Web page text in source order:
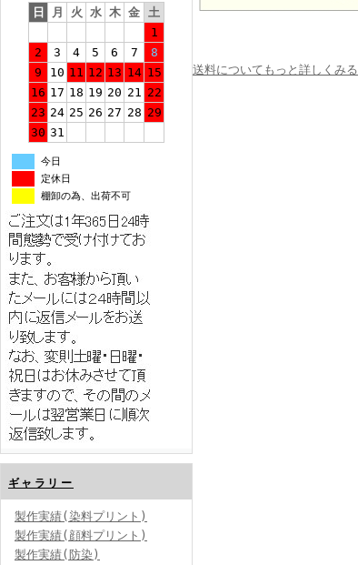
日
月 火 水 木 金 土
1
2
3 4 5 6 7
8
9
10 11 12 13 14 15
16 17 18 19 20 21 22
23 24 25 26 27 28 29
30 31
今日
定休日
棚卸の為、出荷不可
ギャラリー
製作実績(染料プリント)
製作実績(顔料プリント)
製作実績(防染)
送料についてもっと詳しくみる